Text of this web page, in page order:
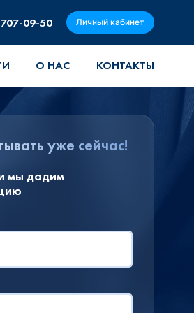
09-50 Личный кабинет
О НАС КОНТАКТЫ
уже сейчас!
мы дадим